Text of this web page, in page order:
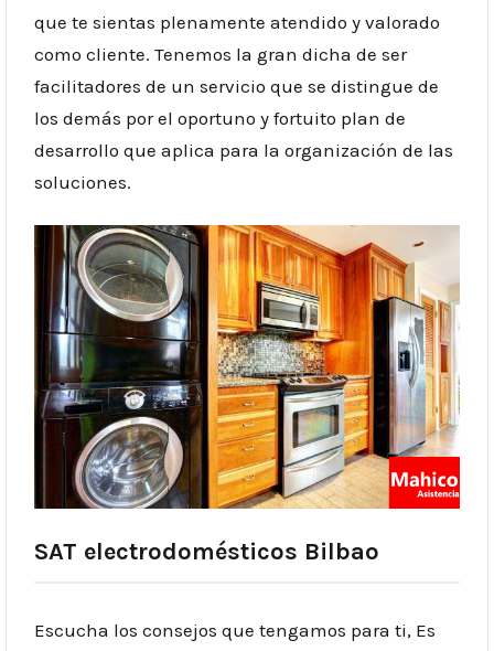
que te sientas plenamente atendido y valorado
como cliente. Tenemos la gran dicha de ser
facilitadores de un servicio que se distingue de
los demás por el oportuno y fortuito plan de
desarrollo que aplica para la organización de las
soluciones.
SAT electrodomésticos Bilbao
Escucha los consejos que tengamos para ti, Es